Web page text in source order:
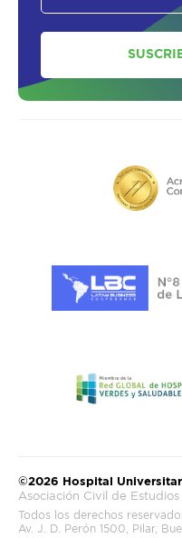
©2026 Hospital
Asociación Civil de
Todos los derechos
Av. J. D. Perón 1500, Pilar,